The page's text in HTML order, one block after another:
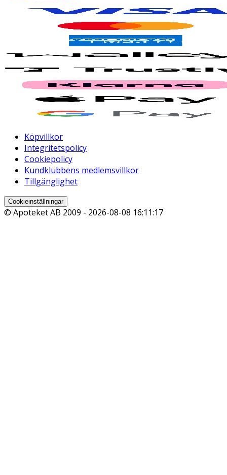
Köpvillkor
Integritetspolicy
Cookiepolicy
Kundklubbens medlemsvillkor
Tillgänglighet
Cookieinställningar
© Apoteket AB 2009 - 2026-08-08 16:11:17